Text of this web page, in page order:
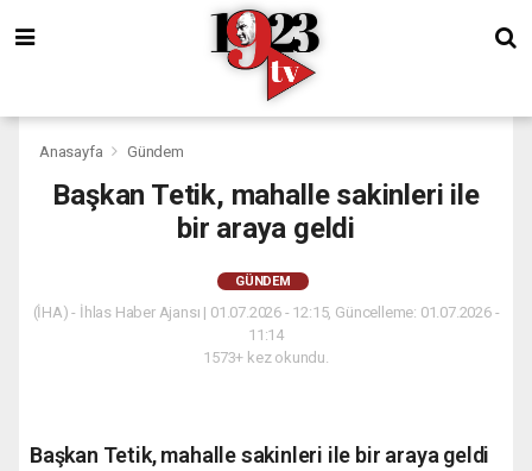
Anasayfa Gündem
Başkan Tetik, mahalle sakinleri ile
bir araya geldi
GÜNDEM
(İHA) - İhlas Haber Ajansı | 01.07.2026 - 12:15, Güncelleme: 01.07.2026 -
11:14
1573+ kez okundu.
Başkan Tetik, mahalle sakinleri ile bir araya geldi